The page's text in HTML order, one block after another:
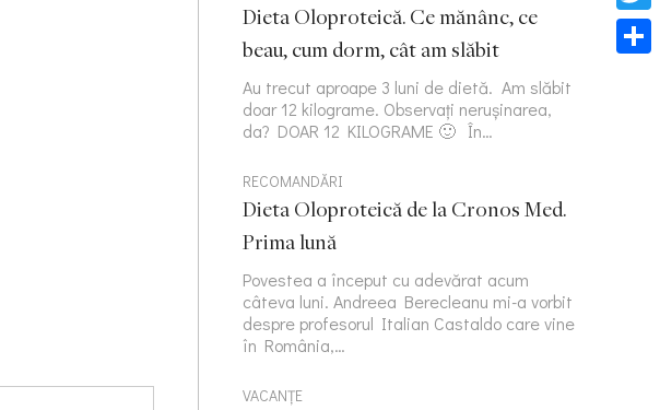
Dieta Oloproteică. Ce mănânc, ce
beau, cum dorm, cât am slăbit
Au trecut aproape 3 luni de dietă. Am slăbit
doar 12 kilograme. Observați nerușinarea,
da? DOAR 12 KILOGRAME 🙂 În…
RECOMANDĂRI
Dieta Oloproteică de la Cronos Med.
Prima lună
Povestea a început cu adevărat acum
câteva luni. Andreea Berecleanu mi-a vorbit
despre profesorul Italian Castaldo care vine
în România,…
VACANȚE